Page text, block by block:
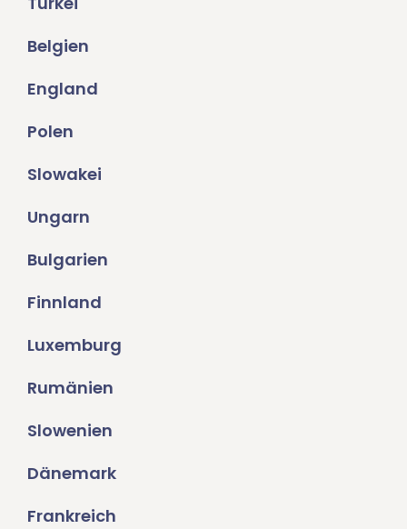
Belgien
England
Polen
Slowakei
Ungarn
Bulgarien
Finnland
Luxemburg
Rumänien
Slowenien
Dänemark
Frankreich